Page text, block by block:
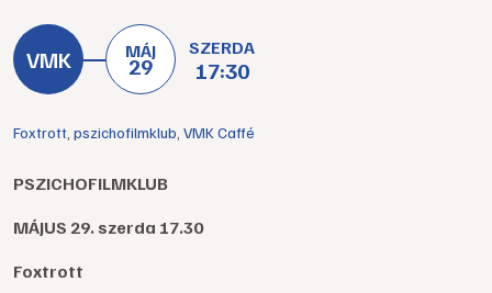
MÁJ
29
SZERDA
17:30
Foxtrott pszichofilmklub VMK Caffé
PSZICHOFILMKLUB
MÁJUS 29. szerda 17.30
Foxtrott